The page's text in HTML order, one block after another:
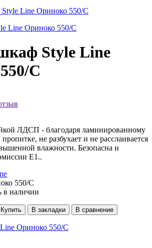
Style Line Ориноко 550/С
Style Line
С
ЛДСП - благодаря ламинированному
не разбухает и не расслаивается
влажности. Безопасна и
Е1..
550/С
в наличии
Купить В закладки В сравнение
Ориноко 550/С